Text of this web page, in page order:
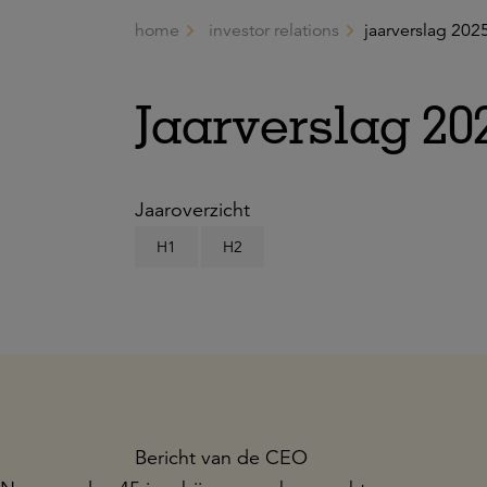
Ga naar de hoofdinhoud
home investor relations jaarverslag
Jaarverslag
Jaaroverzicht
H1 H2
Bericht van de CEO